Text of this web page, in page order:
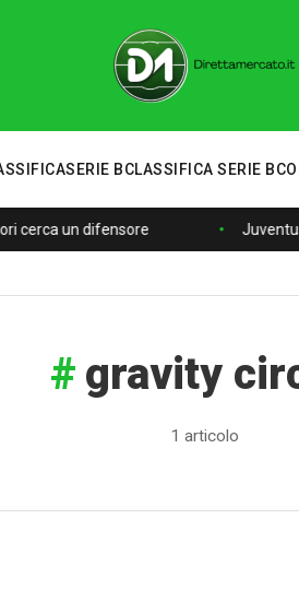
Calciomercato
SERIE BCLASSIFICA SERIE B
cerca un difensore
gravity
1 articolo